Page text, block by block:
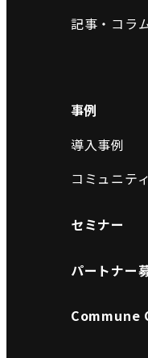
記事・コラ
事例
導入事例
コミュニテ
セミナー
パートナー
Commune